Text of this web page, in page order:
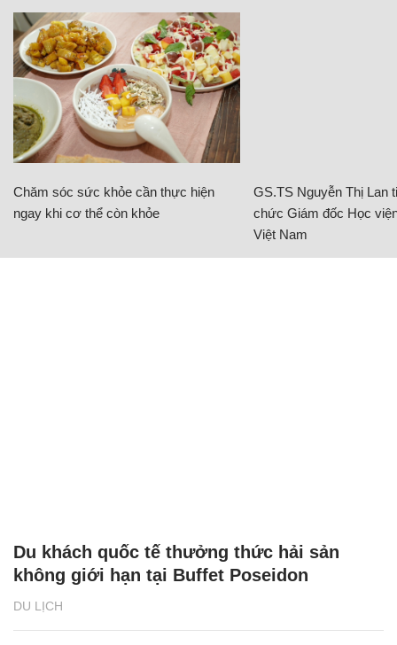
Chăm sóc sức khỏe cần thực hiện
ngay khi cơ thể còn khỏe
GS.TS Nguyễn Thị Lan
chức Giám đốc Học
Việt Nam
DU LỊCH
Du khách quốc tế thưởng thức hải sản
không giới hạn tại Buffet Poseidon